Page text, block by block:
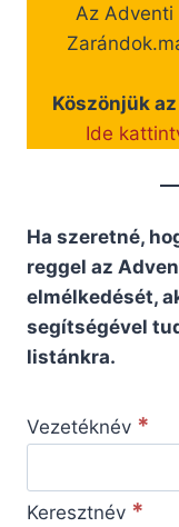
Az Adventi
Köszönjük
Ide
Ha szeretné,
reggel az
elmélkedését,
segítségével
listánkra.
Vezetéknév *
Keresztnév *